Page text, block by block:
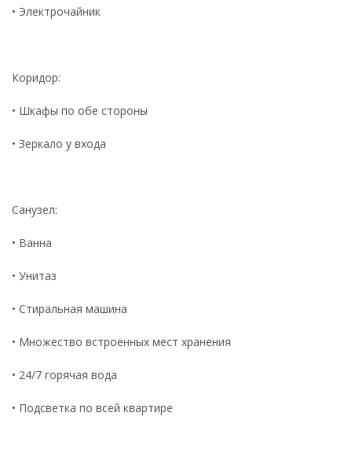
• Электрочайник
Коридор:
• Шкафы по обе стороны
• Зеркало у входа
Санузел:
• Ванна
• Унитаз
• Стиральная машина
• Множество встроенных мест хранения
• 24/7 горячая вода
• Подсветка по всей квартире